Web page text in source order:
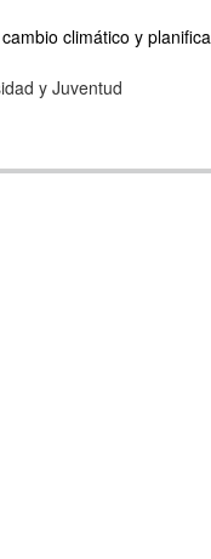
climático y
y Juventud